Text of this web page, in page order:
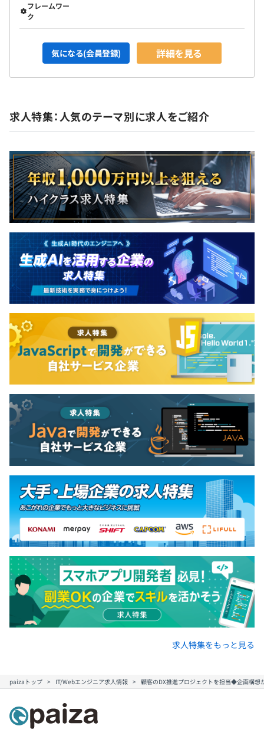
フレームワー
ク
気になる(会員登録) 詳細を見る
求人特集：人気のテーマ別に求人をご紹介
求人特集をもっと見る
paizaトップ IT/Webエンジニア求人情報 顧客のDX推進プロジェクトを担当◆企画構想